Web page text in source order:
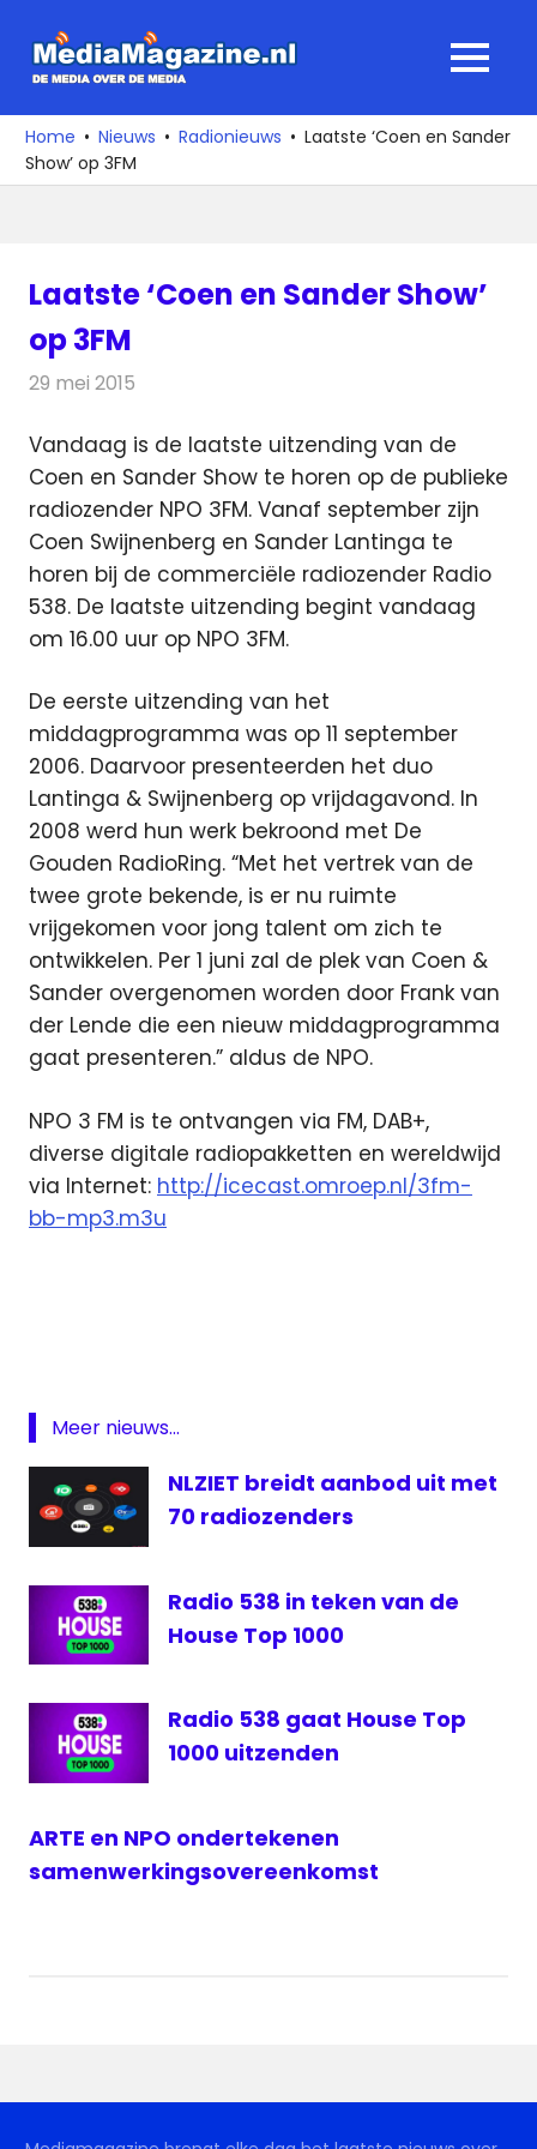
naar
media
over
de
MENU
Home Nieuws Radionieuws
Laatste ‘Coen en Sander
Show’ op 3FM
Laatste ‘Coen en Sander Show’
op 3FM
29 mei 2015
Vandaag is de laatste uitzending van de
Coen en Sander Show te horen op de publieke
radiozender NPO 3FM. Vanaf september zijn
Coen Swijnenberg en Sander Lantinga te
horen bij de commerciële radiozender Radio
538. De laatste uitzending begint vandaag
om 16.00 uur op NPO 3FM.
De eerste uitzending van het
middagprogramma was op 11 september
2006. Daarvoor presenteerden het duo
Lantinga & Swijnenberg op vrijdagavond. In
2008 werd hun werk bekroond met De
Gouden RadioRing. “Met het vertrek van de
twee grote bekende, is er nu ruimte
vrijgekomen voor jong talent om zich te
ontwikkelen. Per 1 juni zal de plek van Coen &
Sander overgenomen worden door Frank van
der Lende die een nieuw middagprogramma
gaat presenteren.” aldus de NPO.
NPO 3 FM is te ontvangen via FM, DAB+,
diverse digitale radiopakketten en wereldwijd
via Internet: http://icecast.omroep.nl/3fm-
bb-mp3.m3u
Coen
Swijnenberg
laatste
uitzending
Coen en
Show
media
Radio
Radio
radionieuws
Meer nieuws...
NLZIET breidt aanbod uit met
70 radiozenders
Radio 538 in teken van de
House Top 1000
Radio 538 gaat House Top
1000 uitzenden
ARTE en NPO ondertekenen
samenwerkingsovereenkomst